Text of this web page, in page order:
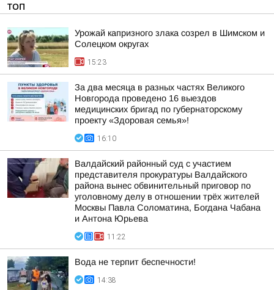
ТОП
Урожай капризного злака созрел в Шимском и
Солецком округах
15:23
За два месяца в разных частях Великого
Новгорода проведено 16 выездов
медицинских бригад по губернаторскому
проекту «Здоровая семья»!
16:10
Валдайский районный суд с участием
представителя прокуратуры Валдайского
района вынес обвинительный приговор по
уголовному делу в отношении трёх жителей
Москвы Павла Соломатина, Богдана Чабана
и Антона Юрьева
11:22
Вода не терпит беспечности!
14:38